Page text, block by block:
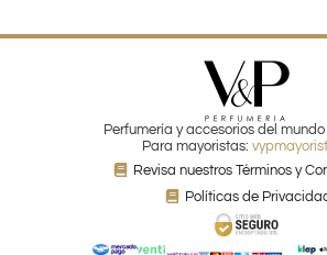
Perfumería y accesorios del
Para mayoristas:
Revisa nuestros Términos y
Políticas de